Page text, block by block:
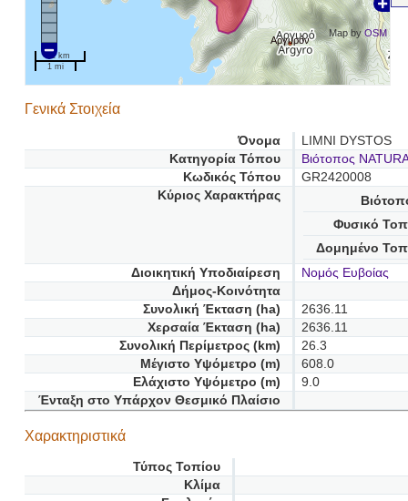
Αργυρόν
Map byOSM
2 km
1 mi
Γενικά Στοιχεία
Όνομα
LIMNI DYSTOS
Κατηγορία Τόπου
Βιότοπος
Κωδικός Τόπου
GR2420008
Κύριος Χαρακτήρας
Φυσικό
Δομημένο
Διοικητική Υποδιαίρεση
Νομός Ευβοίας
Δήμος-Κοινότητα
Συνολική Έκταση (ha)
2636.11
Χερσαία Έκταση (ha)
2636.11
Συνολική Περίμετρος (km)
26.3
Μέγιστο Υψόμετρο (m)
608.0
Ελάχιστο Υψόμετρο (m)
9.0
Ένταξη στο Υπάρχον Θεσμικό Πλαίσιο
Χαρακτηριστικά
Τύπος Τοπίου
Κλίμα